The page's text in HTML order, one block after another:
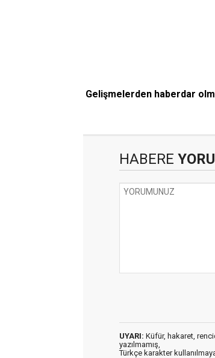
Gelişmelerden haberdar
HABERE
UYARI: Küfür, hakaret,
yazılmamış,
Türkçe karakter